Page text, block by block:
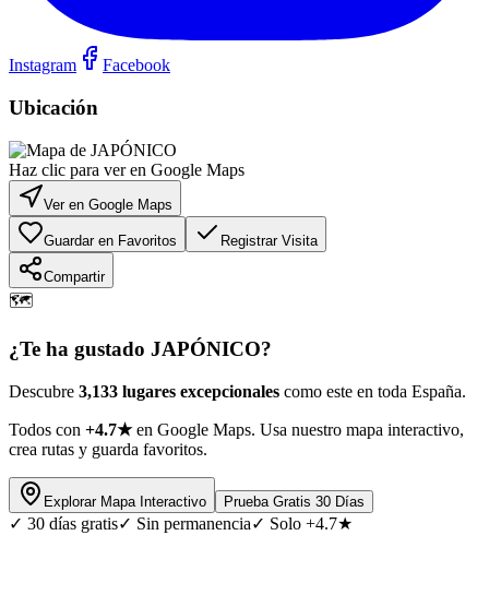
Instagram Facebook
Ubicación
Haz clic para ver en Google Maps
Ver en Google Maps
Guardar en Favoritos Registrar Visita
Compartir
🗺️
¿Te ha gustado JAPÓNICO?
Descubre 3,133 lugares excepcionales como este en toda España.
Todos con +4.7★en Google Maps. Usa nuestro mapa interactivo,
crea rutas y guarda favoritos.
Explorar Mapa Interactivo Prueba Gratis 30 Días
✓ 30 días gratis✓ Sin permanencia✓ Solo +4.7★